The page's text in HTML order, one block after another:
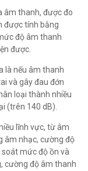
âm thanh, được đo
được tính bằng
độ âm thanh
được.
là nếu âm thanh
và gây đau đớn
loại thành nhiều
(trên 140 dB).
lĩnh vực, từ âm
âm nhạc, cường độ
mức độ ồn và
cường độ âm thanh